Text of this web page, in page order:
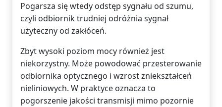
Pogarsza się wtedy odstęp sygnału od szumu,
czyli odbiornik trudniej odróżnia sygnał
użyteczny od zakłóceń.
Zbyt wysoki poziom mocy również jest
niekorzystny. Może powodować przesterowanie
odbiornika optycznego i wzrost zniekształceń
nieliniowych. W praktyce oznacza to
pogorszenie jakości transmisji mimo pozornie